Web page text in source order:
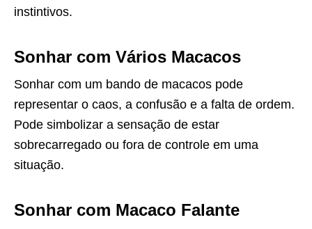
instintivos.
Sonhar com Vários Macacos
Sonhar com um bando de macacos pode
representar o caos, a confusão e a falta de ordem.
Pode simbolizar a sensação de estar
sobrecarregado ou fora de controle em uma
situação.
Sonhar com Macaco Falante